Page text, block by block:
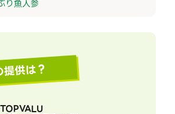
り魚人参
供は？
TOPVALU